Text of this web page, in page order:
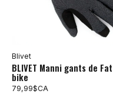
Blivet
BLIVET Manni gants de Fat
bike
79,99$CA